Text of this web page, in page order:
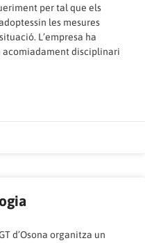
per tal que els
les mesures
L’empresa ha
acomiadament disciplinari
d’Osona organitza un